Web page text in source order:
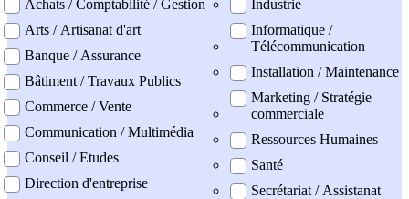
Achats / Comptabilité / Gestion
Arts / Artisanat d'art
Banque / Assurance
Bâtiment / Travaux Publics
Commerce / Vente
Communication / Multimédia
Conseil / Etudes
Direction d'entreprise
Industrie
Informatique /
Télécommunication
Installation / Maintenance
Marketing / Stratégie
commerciale
Ressources Humaines
Santé
Secrétariat / Assistanat